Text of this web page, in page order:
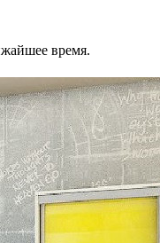
время.